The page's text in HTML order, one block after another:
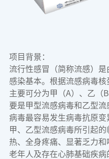
项目背景：
流行性感冒（简称流感）
感染基本。根据流感病毒核
主要可分为甲（A）、乙（
要是甲型流感病毒和乙型
病毒最容易发生病毒抗原变
甲、乙型流感病毒所引起
热、全身疼痛、显著乏力和
老年人及存在心肺基础疾